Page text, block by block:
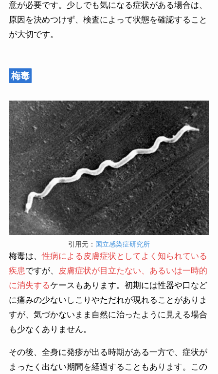
意が必要です。少しでも気になる症状がある場合は、
原因を決めつけず、検査によって状態を確認すること
が大切です。
梅毒
引用元： 国立感染症研究所
梅毒は、性病による皮膚症状としてよく知られている
疾患ですが、
皮膚症状が目立たない、あるいは一時的
に消失するケースもあります。初期には性器や口など
に痛みの少ないしこりやただれが現れることがありま
すが、気づかないまま自然に治ったように見える場合
も少なくありません。
その後、全身に発疹が出る時期がある一方で、症状が
まったく出ない期間を経過することもあります。この